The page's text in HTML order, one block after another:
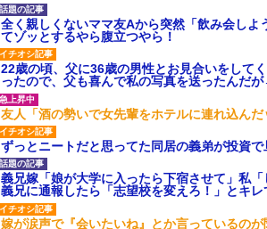
全く親しくないママ友Aから突然「飲み会し
てゾッとするやら腹立つやら！
22歳の頃、父に36歳の男性とお見合いをして
ったので、父も喜んで私の写真を送ったんだ
友人「酒の勢いで女先輩をホテルに連れ込ん
ずっとニートだと思ってた同居の義弟が投資
義兄嫁「娘が大学に入ったら下宿させて」私
義兄に通報したら「志望校を変えろ！」とキレ
嫁が涙声で『会いたいね』とか言っているの